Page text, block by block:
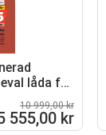
låda för
10 999,00 kr
555,00 kr